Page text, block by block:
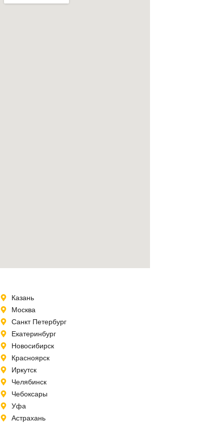
Казань
Москва
Санкт Петербург
Екатеринбург
Новосибирск
Красноярск
Иркутск
Челябинск
Чебоксары
Уфа
Астрахань